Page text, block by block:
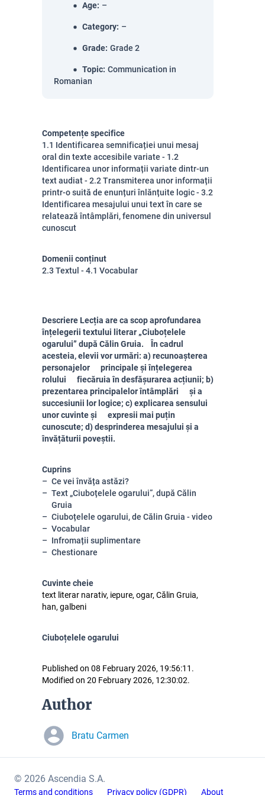
Age: –
Category: –
Grade: Grade 2
Topic: Communication in
Romanian
Competențe specifice
1.1 Identificarea semnificației unui mesaj
oral din texte accesibile variate - 1.2
Identificarea unor informații variate dintr-un
text audiat - 2.2 Transmiterea unor informații
printr-o suită de enunțuri înlănțuite logic - 3.2
Identificarea mesajului unui text în care se
relatează întâmplări, fenomene din universul
cunoscut
Domenii conținut
2.3 Textul - 4.1 Vocabular
Descriere Lecția are ca scop aprofundarea
înțelegerii textului literar „Ciuboțelele
ogarului” după Călin Gruia. În cadrul
acesteia, elevii vor urmări: a) recunoașterea
personajelor principale și înțelegerea
rolului fiecăruia în desfășurarea acțiunii; b)
prezentarea principalelor întâmplări și a
succesiunii lor logice; c) explicarea sensului
unor cuvinte și expresii mai puțin
cunoscute; d) desprinderea mesajului și a
învățăturii poveștii.
Cuprins
Ce vei învăța astăzi?
Text „Ciuboțelele ogarului”, după Călin
Gruia
Ciuboțelele ogarului, de Călin Gruia - video
Vocabular
Infromații suplimentare
Chestionare
Cuvinte cheie
text literar narativ, iepure, ogar, Călin Gruia,
han, galbeni
Ciuboțelele ogarului
Published on 08 February 2026, 19:56:11.
Modified on 20 February 2026, 12:30:02.
Author
Bratu Carmen
© 2026 Ascendia S.A.
Terms and conditions Privacy policy (GDPR) About